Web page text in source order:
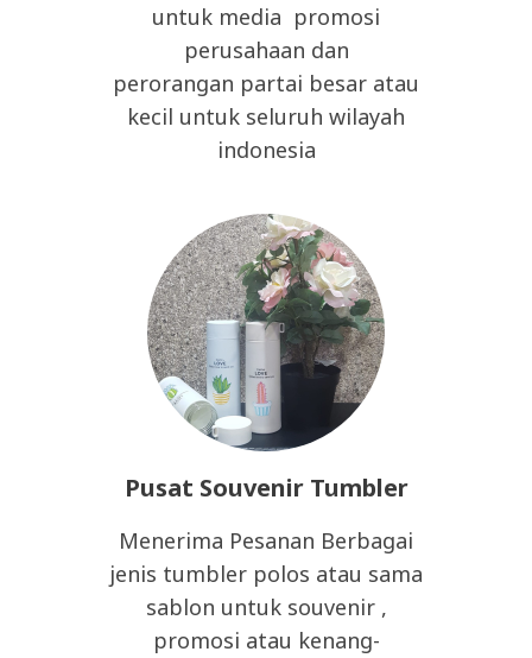
untuk media promosi
perusahaan dan
perorangan partai besar atau
kecil untuk seluruh wilayah
indonesia
Pusat Souvenir Tumbler
Menerima Pesanan Berbagai
jenis tumbler polos atau sama
sablon untuk souvenir ,
promosi atau kenang-